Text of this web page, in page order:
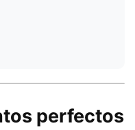
perfectos